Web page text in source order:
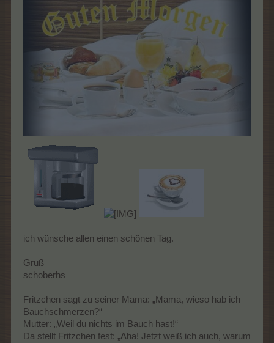
ich wünsche allen einen schönen Tag.
Gruß
schoberhs
Fritzchen sagt zu seiner Mama: „Mama, wieso hab ich
Bauchschmerzen?“
Mutter: „Weil du nichts im Bauch hast!“
Da stellt Fritzchen fest: „Aha! Jetzt weiß ich auch, warum